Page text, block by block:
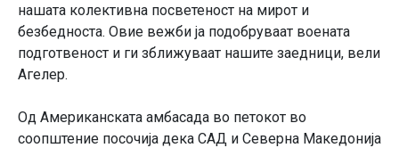
нашата колективна посветеност на мирот и
безбедноста. Овие вежби ја подобруваат воената
подготвеност и ги зближуваат нашите заедници, вели
Агелер.
Од Американската амбасада во петокот во
соопштение посочија дека САД и Северна Македонија